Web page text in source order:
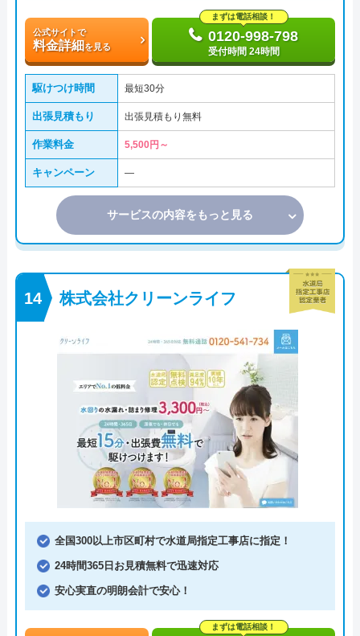
公式サイトで
料金詳細を見る
まずは電話相談！
0120-998-798
受付時間 24時間
駆けつけ時間 最短30分
出張見積もり 出張見積もり無料
作業料金 5,500円～
キャンペーン ―
サービスの内容をもっと見る
株式会社クリーンライフ
全国300以上市区町村で水道局指定工事店に指定！
24時間365日お見積無料で迅速対応
安心実直の明朗会計で安心！
まずは電話相談！